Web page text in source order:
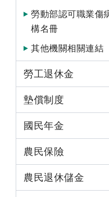
勞動部認可職業傷
構名冊
其他機關相關連結
勞工退休金
墊償制度
國民年金
農民保險
農民退休儲金